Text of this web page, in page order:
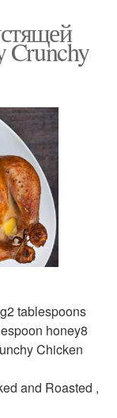
Crunchy
tablespoons
honey8
Chicken
and Roasted ,